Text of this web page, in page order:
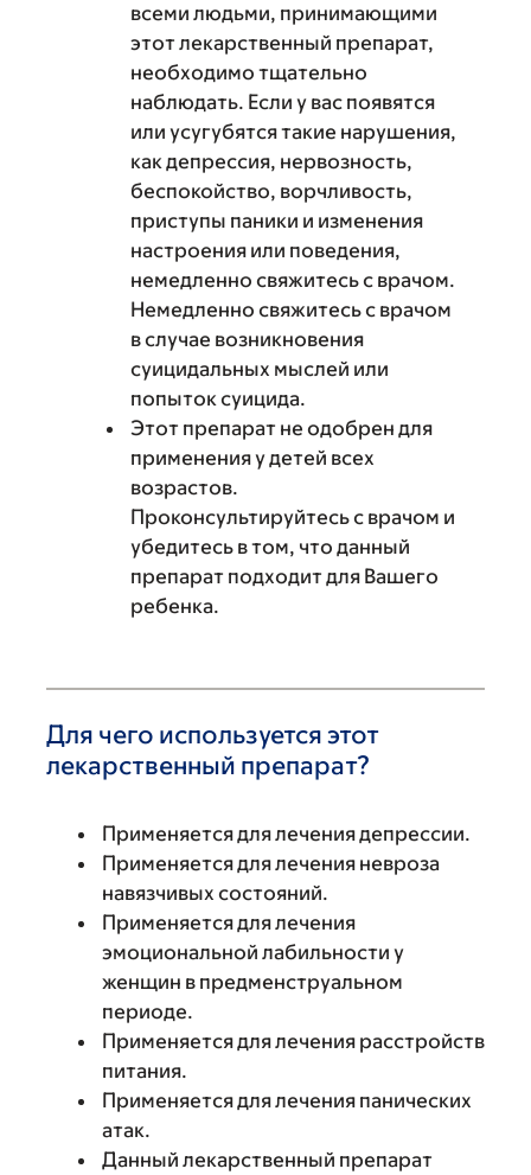
всеми людьми, принимающими
этот лекарственный препарат,
необходимо тщательно
наблюдать. Если у вас появятся
или усугубятся такие нарушения,
как депрессия, нервозность,
беспокойство, ворчливость,
приступы паники и изменения
настроения или поведения,
немедленно свяжитесь с врачом.
Немедленно свяжитесь с врачом
в случае возникновения
суицидальных мыслей или
попыток суицида.
Этот препарат не одобрен для
применения у детей всех
возрастов.
Проконсультируйтесь с врачом и
убедитесь в том, что данный
препарат подходит для Вашего
ребенка.
Для чего используется этот
лекарственный препарат?
Применяется для лечения депрессии.
Применяется для лечения невроза
навязчивых состояний.
Применяется для лечения
эмоциональной лабильности у
женщин в предменструальном
периоде.
Применяется для лечения расстройств
питания.
Применяется для лечения панических
атак.
Данный лекарственный препарат